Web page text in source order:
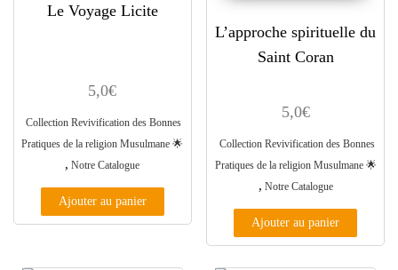
Le Voyage Licite
5,0€
Collection Revivification des Bonnes
Pratiques de la religion Musulmane ​🌟​
, Notre Catalogue
Ajouter au panier
L’approche spirituelle du
Saint Coran
5,0€
Collection Revivification des Bonnes
Pratiques de la religion Musulmane ​🌟​
, Notre Catalogue
Ajouter au panier